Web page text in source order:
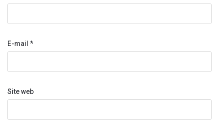
E-mail *
Site web